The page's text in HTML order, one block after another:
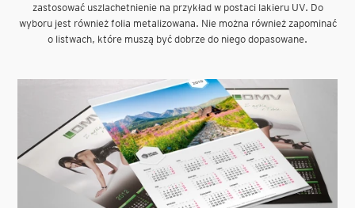
zastosować uszlachetnienie na przykład w postaci lakieru UV. Do
wyboru jest również folia metalizowana. Nie można również zapominać
o listwach, które muszą być dobrze do niego dopasowane.